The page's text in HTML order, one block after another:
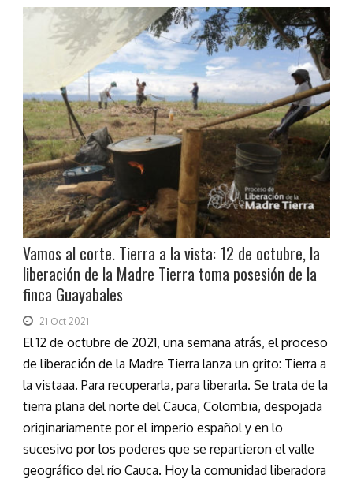
Vamos al corte. Tierra a la vista: 12 de octubre, la
liberación de la Madre Tierra toma posesión de la
finca Guayabales
21 Oct 2021
El 12 de octubre de 2021, una semana atrás, el proceso
de liberación de la Madre Tierra lanza un grito: Tierra a
la vistaaa. Para recuperarla, para liberarla. Se trata de la
tierra plana del norte del Cauca, Colombia, despojada
originariamente por el imperio español y en lo
sucesivo por los poderes que se repartieron el valle
geográfico del río Cauca. Hoy la comunidad liberadora